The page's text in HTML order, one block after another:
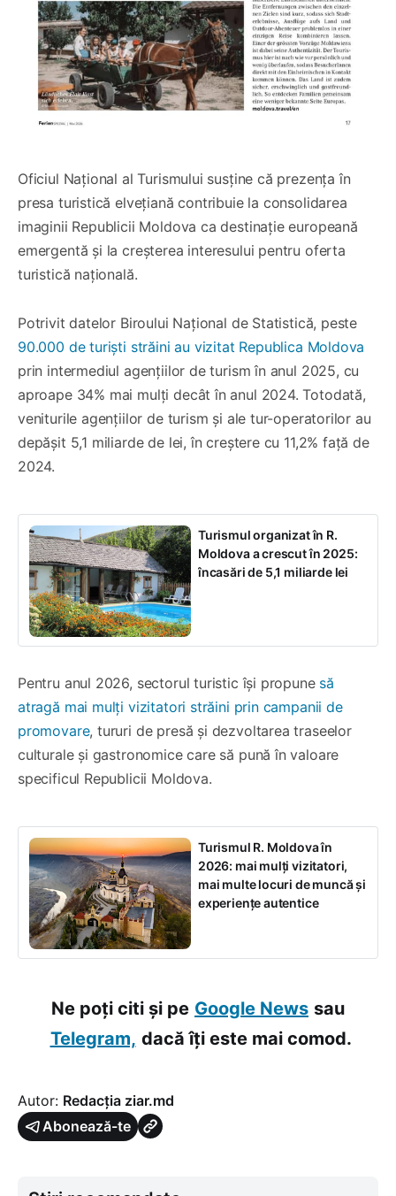
Oficiul Național al Turismului susține că prezența în
presa turistică elvețiană contribuie la consolidarea
imaginii Republicii Moldova ca destinație europeană
emergentă și la creșterea interesului pentru oferta
turistică națională.
Potrivit datelor Biroului Național de Statistică, peste
90.000 de turiști străini au vizitat Republica Moldova
prin intermediul agențiilor de turism în anul 2025, cu
aproape 34% mai mulți decât în anul 2024. Totodată,
veniturile agențiilor de turism și ale tur-operatorilor au
depășit 5,1 miliarde de lei, în creștere cu 11,2% față de
2024.
Turismul organizat în R.
Moldova a crescut în 2025:
încasări de 5,1 miliarde lei
Pentru anul 2026, sectorul turistic își propune să
atragă mai mulți vizitatori străini prin campanii de
promovare, tururi de presă și dezvoltarea traseelor
culturale și gastronomice care să pună în valoare
specificul Republicii Moldova.
Turismul R. Moldova în
2026: mai mulți vizitatori,
mai multe locuri de muncă și
experiențe autentice
Ne poți citi și pe Google News sau
Telegram, dacă îți este mai comod.
Autor: Redacția ziar.md
Abonează-te